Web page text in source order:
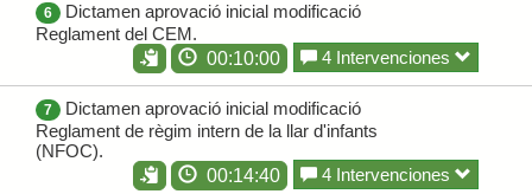
6
Dictamen aprovació inicial modificació
Reglament del CEM.
00:10:00
4 Intervenciones
7
Dictamen aprovació inicial modificació
Reglament de règim intern de la llar d'infants
(NFOC).
00:14:40
4 Intervenciones